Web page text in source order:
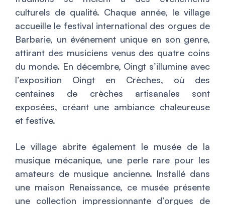
culturels de qualité. Chaque année, le village
accueille le festival international des orgues de
Barbarie, un événement unique en son genre,
attirant des musiciens venus des quatre coins
du monde. En décembre, Oingt s’illumine avec
l’exposition Oingt en Crèches, où des
centaines de crèches artisanales sont
exposées, créant une ambiance chaleureuse
et festive.
Le village abrite également le musée de la
musique mécanique, une perle rare pour les
amateurs de musique ancienne. Installé dans
une maison Renaissance, ce musée présente
une collection impressionnante d’orgues de